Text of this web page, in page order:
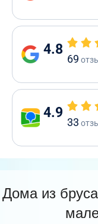
4.8
69
4.9
33
Дома из